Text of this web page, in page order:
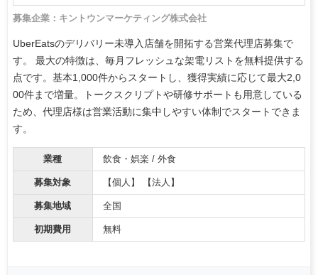
募集企業：キントウンマーケティング株式会社
UberEatsのデリバリー未導入店舗を開拓する営業代理店募集で
す。 最大の特徴は、毎月フレッシュな架電リストを無料提供する
点です。基本1,000件からスタートし、獲得実績に応じて最大2,0
00件まで増量。トークスクリプトや研修サポートも用意している
ため、代理店様は営業活動に集中しやすい体制でスタートできま
す。
業種 飲食・娯楽 / 外食
募集対象 【個人】 【法人】
募集地域 全国
初期費用 無料